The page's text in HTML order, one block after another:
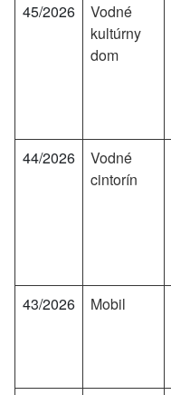
45/2026
Vodné
kultúrny
dom
44/2026
Vodné
cintorín
43/2026 Mobil